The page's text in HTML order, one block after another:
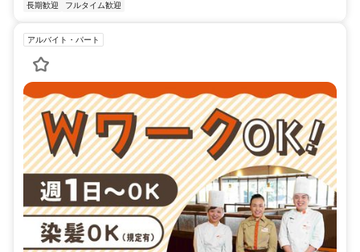
長期歓迎
フルタイム歓迎
アルバイト・パート